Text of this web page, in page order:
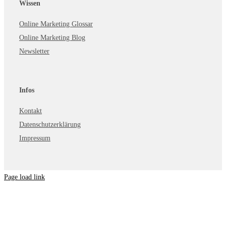
Wissen
Online Marketing Glossar
Online Marketing Blog
Newsletter
Infos
Kontakt
Datenschutzerklärung
Impressum
Page load link